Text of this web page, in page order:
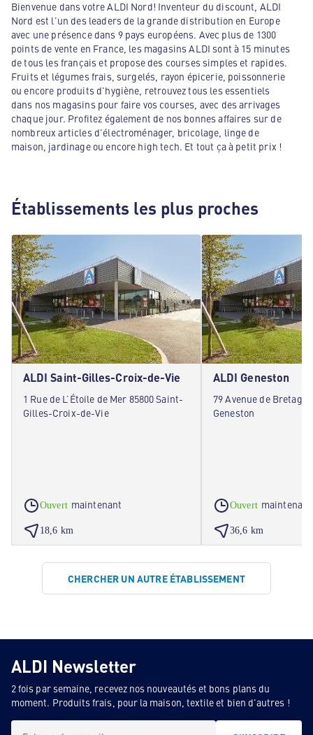
Bienvenue dans votre ALDI Nord! Inventeur du discount, ALDI
Nord est l'un des leaders de la grande distribution en Europe
avec une présence dans 9 pays européens. Avec plus de 1300
points de vente en France, les magasins ALDI sont à 15 minutes
de tous les français et propose des courses simples et rapides.
Fruits et légumes frais, surgelés, rayon épicerie, poissonnerie
ou encore produits d'hygiène, retrouvez tous les essentiels
dans nos magasins pour faire vos courses, avec des arrivages
chaque jour. Profitez également de nos bonnes affaires sur de
nombreux articles d'électroménager, bricolage, linge de
maison, jardinage ou encore high tech. Et tout ça à petit prix !
Établissements les plus proches
ALDI Saint-Gilles-Croix-de-Vie
1 Rue de L’Étoile de Mer 85800 Saint-
Gilles-Croix-de-Vie
Ouvert maintenant
18,6 km
ALDI Geneston
79 Avenue de
Geneston
Ouvert maintenant
36,6 km
CHERCHER UN AUTRE ÉTABLISSEMENT
ALDI Newsletter
2 fois par semaine, recevez nos nouveautés et bons plans du
moment. Produits frais, pour la maison, textile et bien d'autres !